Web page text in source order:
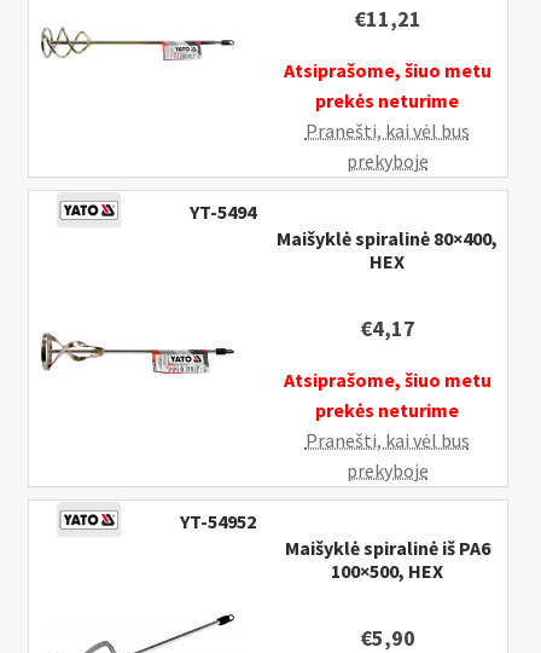
€11,21
Atsiprašome, šiuo metu
prekės neturime
Pranešti, kai vėl bus
prekyboje
YT-5494
Maišyklė spiralinė 80×400,
HEX
€4,17
Atsiprašome, šiuo metu
prekės neturime
Pranešti, kai vėl bus
prekyboje
YT-54952
Maišyklė spiralinė iš PA6
100×500, HEX
€5,90